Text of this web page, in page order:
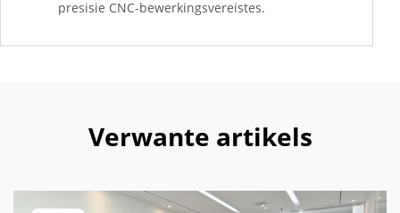
presisie CNC-bewerkingsvereistes.
Verwante artikels